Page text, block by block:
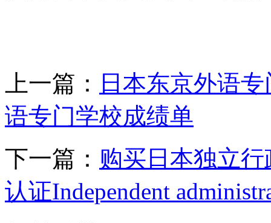
上一篇：
日本东京外语
语专门学校成绩单
下一篇： 购买日本独立
认证Independent